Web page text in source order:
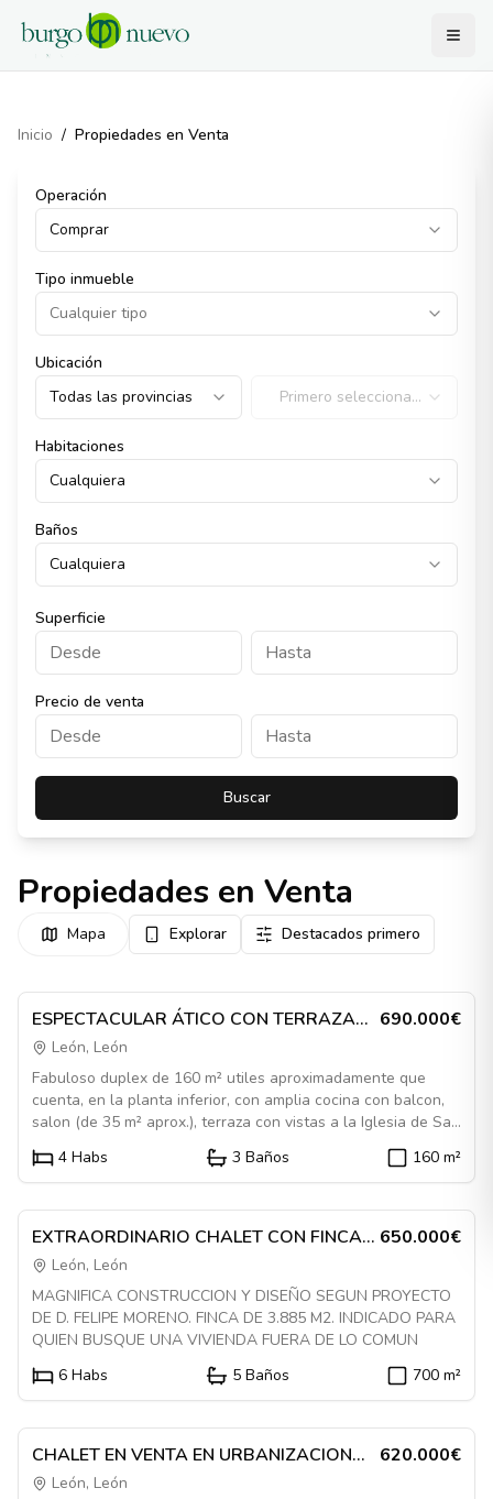
Inicio / Propiedades en Venta
Operación
Comprar
Tipo inmueble
Cualquier tipo
Ubicación
Todas las provincias
Primero selecciona
Habitaciones
Cualquiera
Baños
Cualquiera
Superficie
Precio de venta
Buscar
Propiedades en Venta
Mapa Explorar Destacados primero
Piso En Venta
Destacado
ESPECTACULAR ÁTICO CON TERRAZA
DE 25M2 EN ERAS DE RENUEVA
690.000€
León, León
Fabuloso duplex de 160 m² utiles aproximadamente que
cuenta, en la planta inferior, con amplia cocina con balcon,
salon (de 35 m² aprox.), terraza con vistas a la Iglesia de San
Marcos, un dormitorio y un baño. La planta superior esta
distribuida en tres habitaciones y dos baños. El dormitorio
principal cuenta con un precioso vestidor. Construccion,
portales, zonas comunes, distribuidores entre viviendas y
acabados de alta calidad. Excelente estado de conservacion.
Dos amplias plazas de garaje y trastero de 12 m² aprox. No
deje escapar la oportunidad de vivir en una vivienda singular.
Memoria de calidades y mas detalles disponibles en
nuestras oficinas.
4 Habs 3 Baños 160 m²
Casa En Venta
Destacado
EXTRAORDINARIO CHALET CON FINCA
EN VENTA A CINCO MINUTOS DEL
CENTRO DE LEON
650.000€
León, León
MAGNIFICA CONSTRUCCION Y DISEÑO SEGUN PROYECTO
DE D. FELIPE MORENO. FINCA DE 3.885 M2. INDICADO PARA
QUIEN BUSQUE UNA VIVIENDA FUERA DE LO COMUN
6 Habs 5 Baños 700 m²
Casa En Venta
Destacado
CHALET EN VENTA EN URBANIZACION
LOS ROSALES
620.000€
León, León